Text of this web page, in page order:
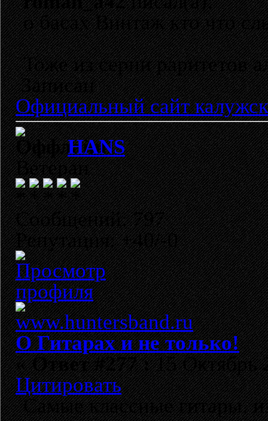
о басах Винтаж кто что
Тоже из серии раритетов
Записан
Официальный сайт
HANS
Ветеран
Сообщений: 797
Репутация: +40/-0
О Гитарах и не только!
«Ответ #277 :15 Октябрь
Цитировать
Самые классные гитары,